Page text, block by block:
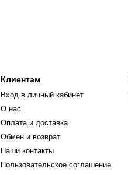
Клиентам
Вход в личный кабинет
О нас
Оплата и доставка
Обмен и возврат
Наши контакты
Пользовательское соглашение